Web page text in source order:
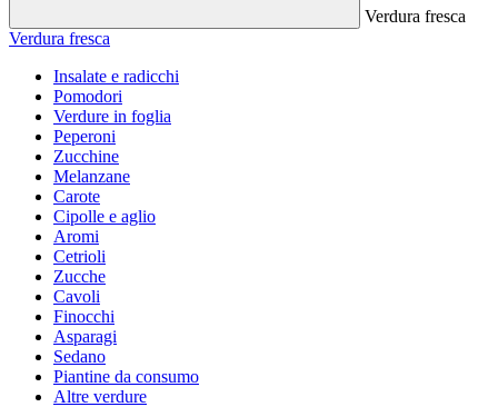
Verdura fresca
Verdura fresca
Insalate e radicchi
Pomodori
Verdure in foglia
Peperoni
Zucchine
Melanzane
Carote
Cipolle e aglio
Aromi
Cetrioli
Zucche
Cavoli
Finocchi
Asparagi
Sedano
Piantine da consumo
Altre verdure